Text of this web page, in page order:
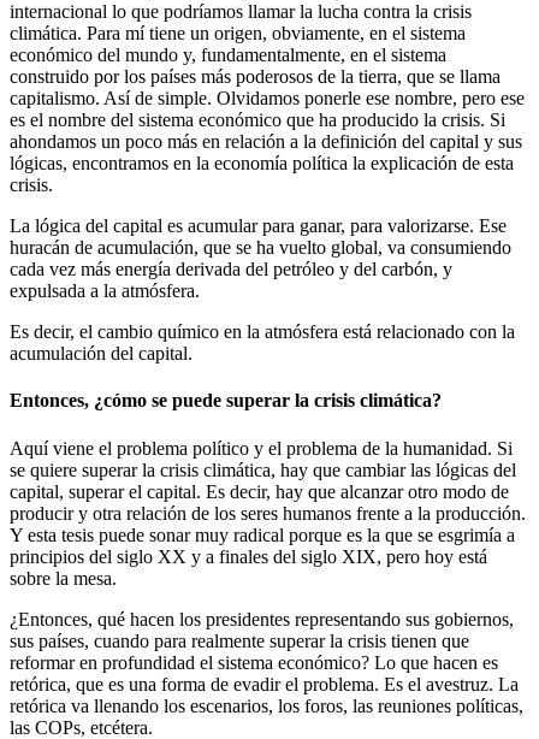
internacional lo que podríamos llamar la lucha contra la crisis
climática. Para mí tiene un origen, obviamente, en el sistema
económico del mundo y, fundamentalmente, en el sistema
construido por los países más poderosos de la tierra, que se llama
capitalismo. Así de simple. Olvidamos ponerle ese nombre, pero ese
es el nombre del sistema económico que ha producido la crisis. Si
ahondamos un poco más en relación a la definición del capital y sus
lógicas, encontramos en la economía política la explicación de esta
crisis.
La lógica del capital es acumular para ganar, para valorizarse. Ese
huracán de acumulación, que se ha vuelto global, va consumiendo
cada vez más energía derivada del petróleo y del carbón, y
expulsada a la atmósfera.
Es decir, el cambio químico en la atmósfera está relacionado con la
acumulación del capital.
Entonces, ¿cómo se puede superar la crisis climática?
Aquí viene el problema político y el problema de la humanidad. Si
se quiere superar la crisis climática, hay que cambiar las lógicas del
capital, superar el capital. Es decir, hay que alcanzar otro modo de
producir y otra relación de los seres humanos frente a la producción.
Y esta tesis puede sonar muy radical porque es la que se esgrimía a
principios del siglo XX y a finales del siglo XIX, pero hoy está
sobre la mesa.
¿Entonces, qué hacen los presidentes representando sus gobiernos,
sus países, cuando para realmente superar la crisis tienen que
reformar en profundidad el sistema económico? Lo que hacen es
retórica, que es una forma de evadir el problema. Es el avestruz. La
retórica va llenando los escenarios, los foros, las reuniones políticas,
las COPs, etcétera.